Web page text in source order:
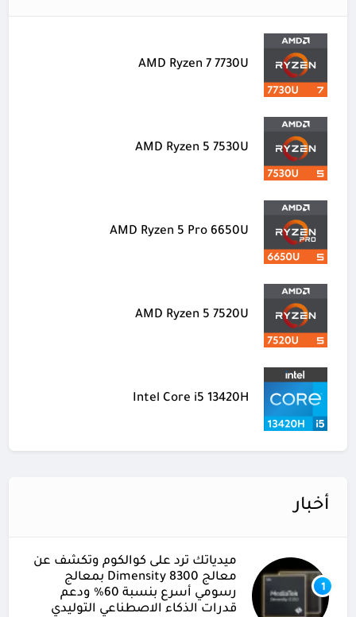
AMD Ryzen 7 7730U
AMD Ryzen 5 7530U
AMD Ryzen 5 Pro 6650U
AMD Ryzen 5 7520U
Intel Core i5 13420H
أخبار
1
ميدياتك ترد على كوالكوم وتكشف عن
معالج Dimensity 8300 بمعالج
رسومي أسرع بنسبة 60% ودعم
قدرات الذكاء الاصطناعي التوليدي